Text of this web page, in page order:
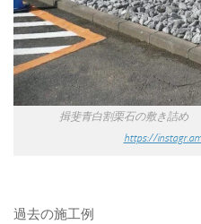
揖斐青白割栗石の
https://
過去の施工例